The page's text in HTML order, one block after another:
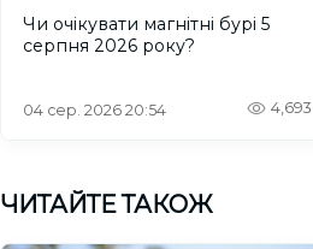
Чи очікувати магнітні бурі 5
серпня 2026 року?
04 сер. 2026 20:54 4,693
ЧИТАЙТЕ ТАКОЖ